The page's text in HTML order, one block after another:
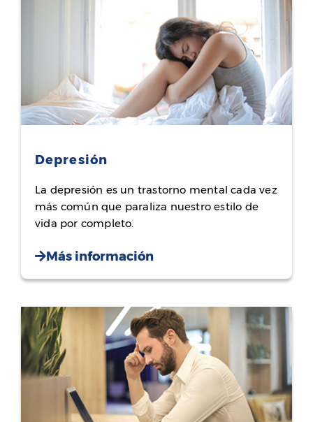
Depresión
La depresión es un trastorno mental cada vez
más común que paraliza nuestro estilo de
vida por completo.
Más información